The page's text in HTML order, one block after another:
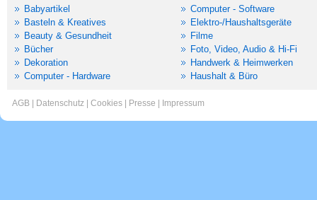
Babyartikel
Basteln & Kreatives
Beauty & Gesundheit
Bücher
Dekoration
Computer - Hardware
Computer - Software
Elektro-/Haushaltsgeräte
Filme
Foto, Video, Audio & Hi-Fi
Handwerk & Heimwerken
Haushalt & Büro
AGB Datenschutz Cookies Presse Impressum